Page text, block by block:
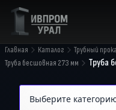
Главная Каталог Трубный
Труба бесшовная 273 мм
Труба